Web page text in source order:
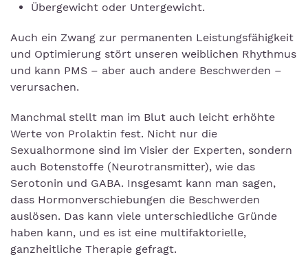
Übergewicht oder Untergewicht.
Auch ein Zwang zur permanenten Leistungsfähigkeit
und Optimierung stört unseren weiblichen Rhythmus
und kann PMS – aber auch andere Beschwerden –
verursachen.
Manchmal stellt man im Blut auch leicht erhöhte
Werte von Prolaktin fest. Nicht nur die
Sexualhormone sind im Visier der Experten, sondern
auch Botenstoffe (Neurotransmitter), wie das
Serotonin und GABA. Insgesamt kann man sagen,
dass Hormonverschiebungen die Beschwerden
auslösen. Das kann viele unterschiedliche Gründe
haben kann, und es ist eine multifaktorielle,
ganzheitliche Therapie gefragt.